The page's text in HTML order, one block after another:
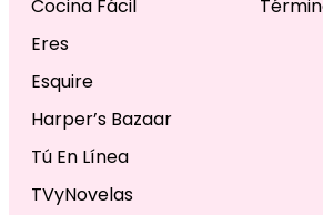
Cocina Fácil
Eres
Esquire
Harper’s Bazaar
Tú En Línea
TVyNovelas